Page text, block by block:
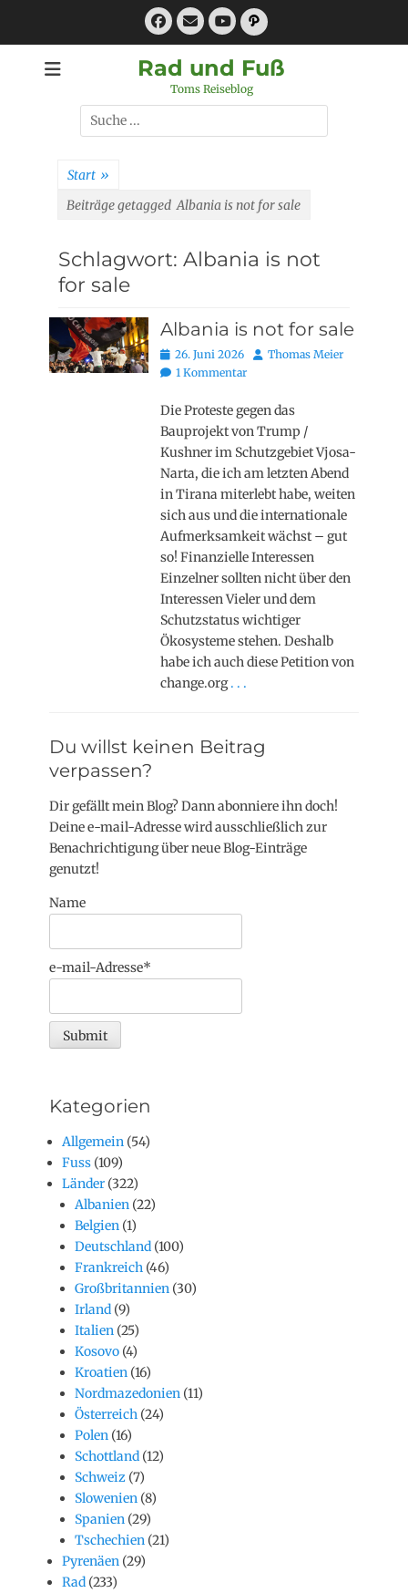
Facebook
E-
MailYouTube
Pfad
Rad und Fuß
Toms Reiseblog
Suchen
nach:
Start »
Beiträge getaggedAlbania is not for sale
Schlagwort: Albania is not
for sale
Albania is not for sale
Posted
on
26. Juni 2026 AutorThomas Meier
1 Kommentar
Die Proteste gegen das
Bauprojekt von Trump /
Kushner im Schutzgebiet Vjosa-
Narta, die ich am letzten Abend
in Tirana miterlebt habe, weiten
sich aus und die internationale
Aufmerksamkeit wächst – gut
so! Finanzielle Interessen
Einzelner sollten nicht über den
Interessen Vieler und dem
Schutzstatus wichtiger
Ökosysteme stehen. Deshalb
habe ich auch diese Petition von
change.org. . .
Du willst keinen Beitrag
verpassen?
Dir gefällt mein Blog? Dann abonniere ihn doch!
Deine e-mail-Adresse wird ausschließlich zur
Benachrichtigung über neue Blog-Einträge
genutzt!
Name
e-mail-Adresse*
Kategorien
Allgemein (54)
Fuss (109)
Länder (322)
Albanien (22)
Belgien (1)
Deutschland (100)
Frankreich (46)
Großbritannien (30)
Irland (9)
Italien (25)
Kosovo (4)
Kroatien (16)
Nordmazedonien (11)
Österreich (24)
Polen (16)
Schottland (12)
Schweiz (7)
Slowenien (8)
Spanien (29)
Tschechien (21)
Pyrenäen (29)
Rad (233)